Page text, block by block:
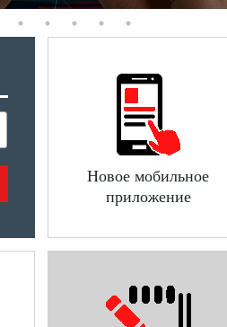
Новое мобильное
приложение